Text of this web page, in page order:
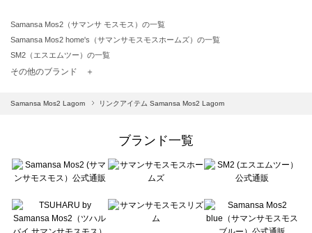
Samansa Mos2（サマンサ モスモス）の一覧
Samansa Mos2 home's（サマンサモスモスホームズ）の一覧
SM2（エスエムツー）の一覧
TSUHARU by Samansa Mos2（ツハルバイサマンサモスモス）の一覧
Samansa Mos2 blue（サマンサモスモス ブルー）の一覧
Te chichi（テチチ）の一覧
Te chichi CLASSIC（テチチ クラシック）の一覧
Lugnoncure（ルノンキュール）の一覧
BETTY'S BLUE（べティーズブルー）の一覧
その他のブランド ＋
Samansa Mos2 Lagom リンクアイテム Samansa Mos2 Lagom
ブランド一覧